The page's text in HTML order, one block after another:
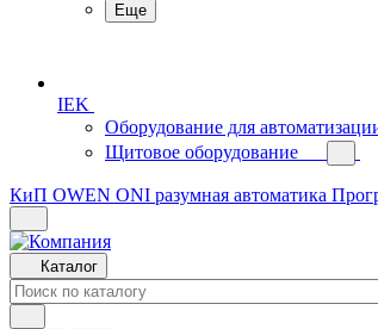
Еще
IEK
Оборудование для
Щитовое оборудование
КиП OWEN ONI разумная автоматика
Каталог